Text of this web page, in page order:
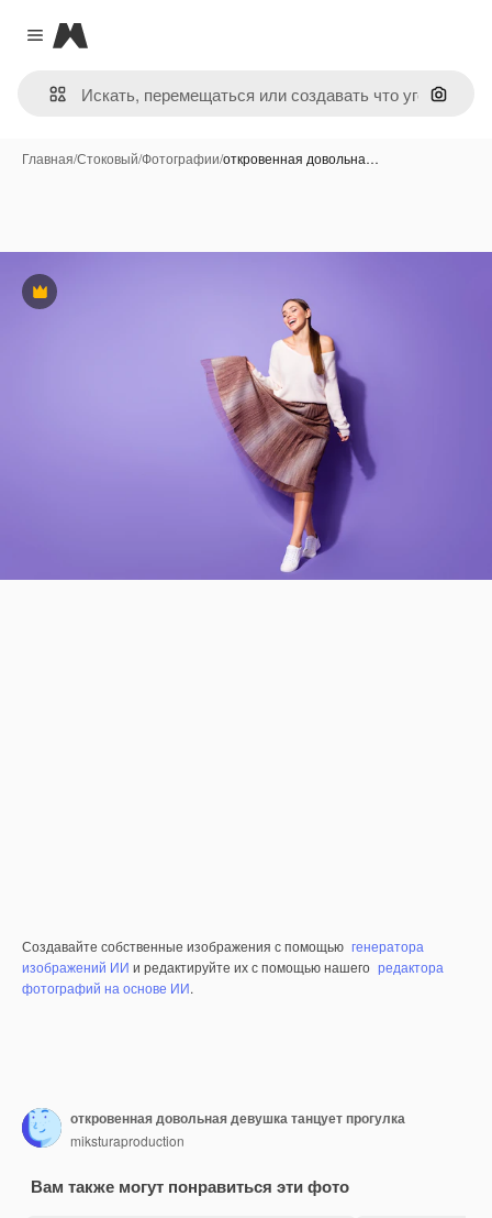
Close menu
Magnific
Поиск
Главная/Стоковый/Фотографии/откровенная довольна…
Премиум
Создавайте собственные изображения с помощью генератора
изображений ИИ и редактируйте их с помощью нашего редактора
фотографий на основе ИИ.
откровенная довольная девушка танцует прогулка
miksturaproduction
Вам также могут понравиться эти фото